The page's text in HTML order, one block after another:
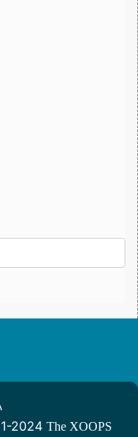
2024 The XOOPS